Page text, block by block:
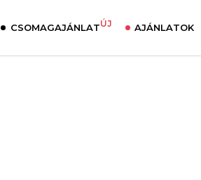
CSOMAGAJÁNLATÚJ AJÁNLATOK